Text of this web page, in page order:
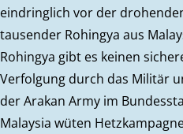
eindringlich vor der
tausender Rohingya aus
Rohingya gibt es keinen
Verfolgung durch das Militär
der Arakan Army im
Malaysia wüten